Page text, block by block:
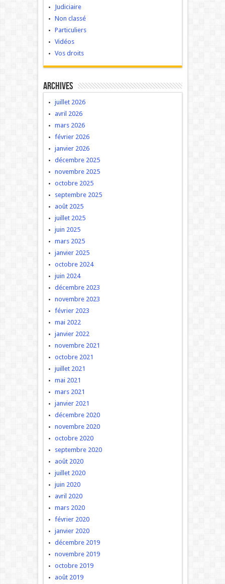
Judiciaire
Non classé
Particuliers
Vidéos
Vos droits
Archives
juillet 2026
avril 2026
mars 2026
février 2026
janvier 2026
décembre 2025
novembre 2025
octobre 2025
septembre 2025
août 2025
juillet 2025
juin 2025
mars 2025
janvier 2025
octobre 2024
juin 2024
décembre 2023
novembre 2023
février 2023
mai 2022
janvier 2022
novembre 2021
octobre 2021
juillet 2021
mai 2021
mars 2021
janvier 2021
décembre 2020
novembre 2020
octobre 2020
septembre 2020
août 2020
juillet 2020
juin 2020
avril 2020
mars 2020
février 2020
janvier 2020
décembre 2019
novembre 2019
octobre 2019
août 2019